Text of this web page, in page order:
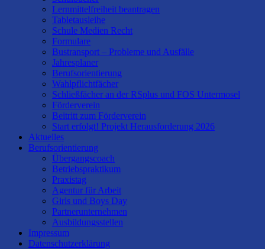
Lernmittelfreiheit beantragen
Tabletausleihe
Schule Medien Recht
Formulare
Bustransport – Probleme und Ausfälle
Jahresplaner
Berufsorientierung
Wahlpflichtfächer
Schließfächer an der RSplus und FOS Untermosel
Förderverein
Beitritt zum Förderverein
Start erfolgt! Projekt Herausforderung 2026
Aktuelles
Berufsorientierung
Übergangscoach
Betriebspraktikum
Praxistag
Agentur für Arbeit
Girls und Boys Day
Partnerunternehmen
Ausbildungsstellen
Impressum
Datenschutzerklärung